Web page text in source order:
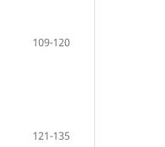
109-120
121-135